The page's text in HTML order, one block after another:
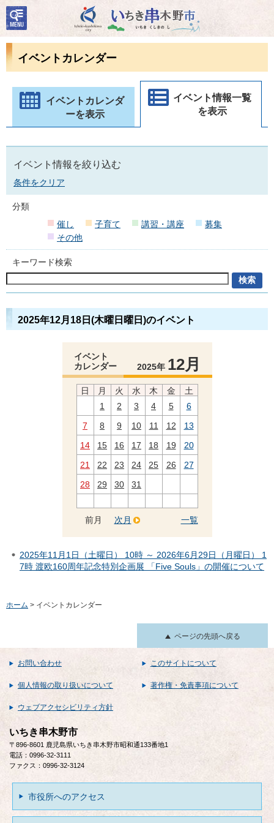
いちき串木野市
検
索・
共通
ューイベントカレンダー
イベントカレンダ
ーを表示
イベント情報一覧
を表示
イベント情報を絞り込む
条件をクリア
分類
催し
子育て 講習・講座
募集
その他
キーワード検索
2025年12月18日(木曜日曜日)のイベント
イベント
カレンダー
2025年 12月
日 月 火 水 木 金
土
1
2 3 4 5
6
7
8 9 10 11 12
13
14
15 16 17 18 19
20
21
22 23 24 25 26
27
28
29 30 31
前月 一覧
次月
2025年11月1日（土曜日） 10時 ～ 2026年6月29日（月曜日） 1
7時 渡欧160周年記念特別企画展 「Five Souls」の開催について
ホーム > イベントカレンダー
ページの先頭へ戻る
お問い合わせ このサイトについて
個人情報の取り扱いについて 著作権・免責事項について
ウェブアクセシビリティ方針
いちき串木野市
〒896-8601 鹿児島県いちき串木野市昭和通133番地1
電話：0996-32-3111
ファクス：0996-32-3124
市役所へのアクセス